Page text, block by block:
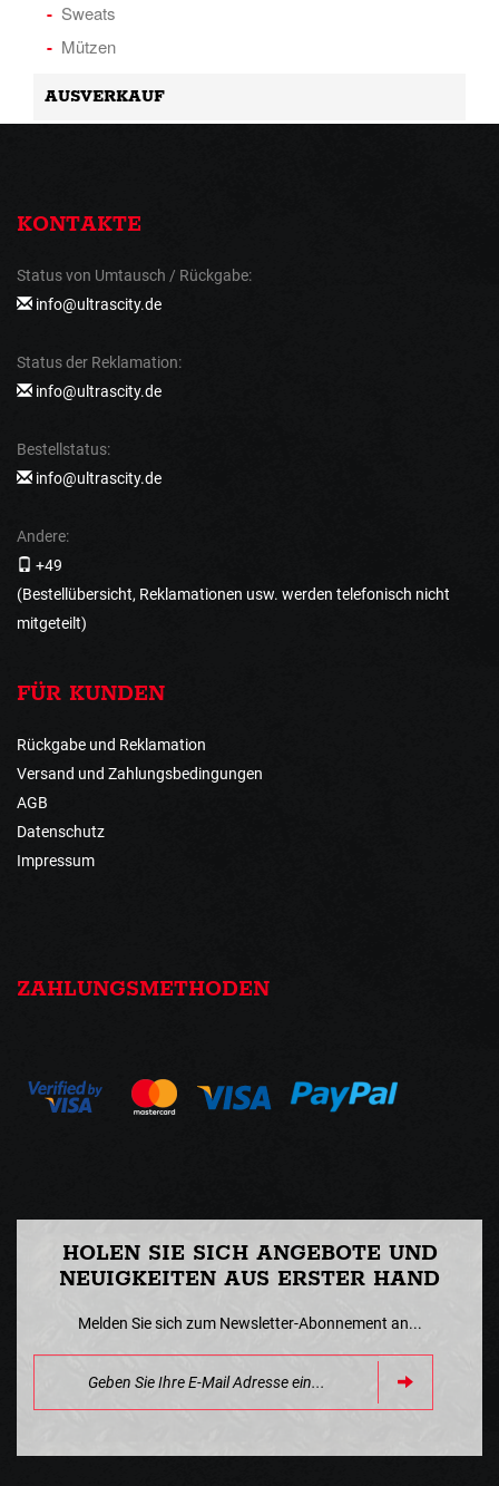
Sweats
Mützen
AUSVERKAUF
KONTAKTE
Status von Umtausch / Rückgabe:
info@ultrascity.de
Status der Reklamation:
info@ultrascity.de
Bestellstatus:
info@ultrascity.de
Andere:
+49
(Bestellübersicht, Reklamationen usw. werden telefonisch nicht
mitgeteilt)
FÜR KUNDEN
Rückgabe und Reklamation
Versand und Zahlungsbedingungen
AGB
Datenschutz
Impressum
ZAHLUNGSMETHODEN
HOLEN SIE SICH ANGEBOTE UND
NEUIGKEITEN AUS ERSTER HAND
Melden Sie sich zum Newsletter-Abonnement an...